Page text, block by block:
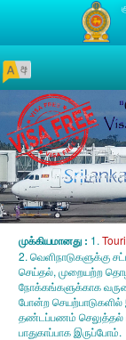
முக்கியமானது : 1.
2. வெளிநாடுகளுக்கு
செய்தல், முறையற்ற
நோக்கங்களுக்காக
போன்ற செயற்பாடுகளில்
தண்டப்பணம் செலுத்தல்
பாதுகாப்பாக இருப்போம்.